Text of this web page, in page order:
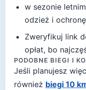
w sezonie
odzież i
Zweryfikuj link
opłat, bo
PODOBNE BIEGI I
Jeśli planujesz
również biegi 10